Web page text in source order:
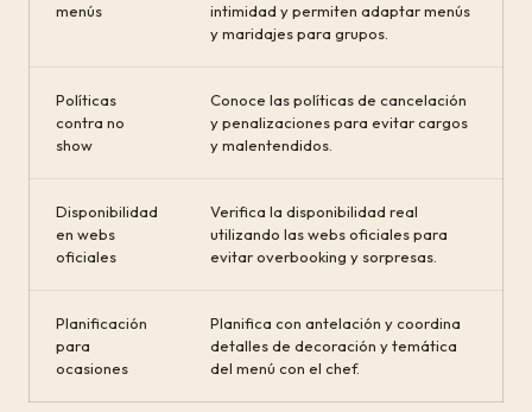
menús
intimidad y permiten adaptar menús
y maridajes para grupos.
Políticas
contra no
show
Conoce las políticas de cancelación
y penalizaciones para evitar cargos
y malentendidos.
Disponibilidad
en webs
oficiales
Verifica la disponibilidad real
utilizando las webs oficiales para
evitar overbooking y sorpresas.
Planificación
para
ocasiones
Planifica con antelación y coordina
detalles de decoración y temática
del menú con el chef.